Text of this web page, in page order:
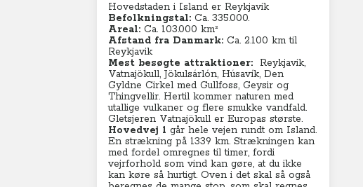
Hovedstaden i Island er Reykjavik
Befolkningstal: Ca. 335.000.
Areal: Ca. 103.000 km²
Afstand fra Danmark: Ca. 2.100 km til
Reykjavik
Mest besøgte attraktioner: Reykjavik,
Vatnajökull, Jökulsárlón, Húsavík, Den
Gyldne Cirkel med Gullfoss, Geysir og
Thingvellir. Hertil kommer naturen med
utallige vulkaner og flere smukke vandfald.
Gletsjeren Vatnajökull er Europas største.
Hovedvej 1går hele vejen rundt om Island.
En strækning på 1339 km. Strækningen kan
med fordel omregnes til timer, fordi
vejrforhold som vind kan gøre, at du ikke
kan køre så hurtigt. Oven i det skal så også